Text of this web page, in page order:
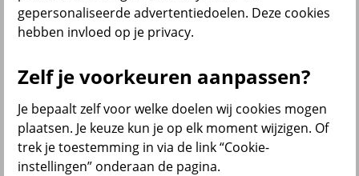
Sparen
Pensioen en lijfrente
gepersonaliseerde advertentiedoelen. Deze cookies
hebben invloed op je privacy.
Zelf je voorkeuren aanpassen?
Je bepaalt zelf voor welke doelen wij cookies mogen
plaatsen. Je keuze kun je op elk moment wijzigen. Of
trek je toestemming in via de link “Cookie-
instellingen” onderaan de pagina.